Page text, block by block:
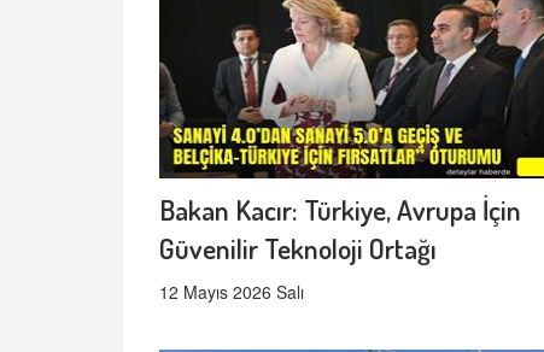
Bakan Kacır: Türkiye, Avrupa İçin
Güvenilir Teknoloji Ortağı
12 Mayıs 2026 Salı